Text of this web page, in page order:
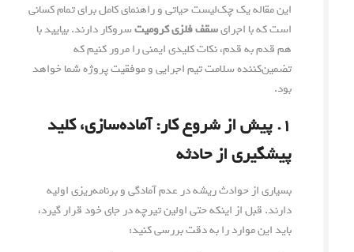
این مقاله یک چک‌لیست حیاتی و راهنمای کامل برای تمام کسانی
است که با اجرایسقف فلزی کرومیتسروکار دارند. بیایید با
هم قدم به قدم، نکات کلیدی ایمنی را مرور کنیم که
تضمین‌کننده سلامت تیم اجرایی و موفقیت پروژه شما خواهد
بود.
۱. پیش از شروع کار: آماده‌سازی، کلید
پیشگیری از حادثه
بسیاری از حوادث ریشه در عدم آمادگی و برنامه‌ریزی اولیه
دارند. قبل از اینکه حتی اولین تیرچه در جای خود قرار گیرد،
باید این موارد را به دقت بررسی کنید: